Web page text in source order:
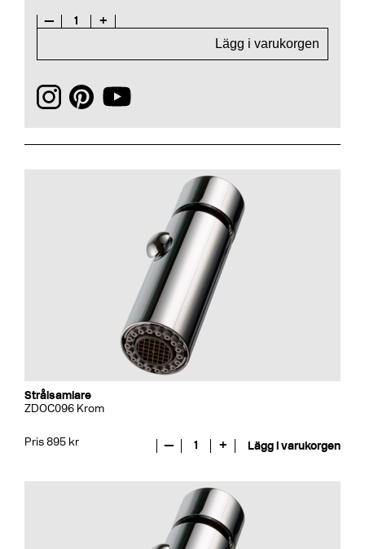
— 1
+
Lägg i varukorgen
Strålsamlare
ZDOC096 Krom
Pris 895 kr — 1 + Lägg i varukorgen